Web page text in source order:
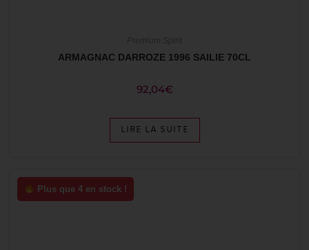
ARMAGNAC DARROZE 1996 SAILIE 70CL
92,04€
LIRE LA SUITE
Plus que 4 en stock !